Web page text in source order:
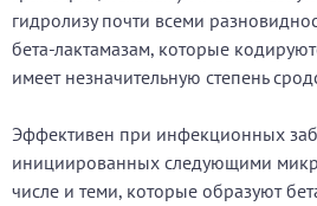
гидролизу почти всеми
бета-лактамазам, которые
имеет незначительную степень
Эффективен при инфекционных
инициированных следующими
числе и теми, которые образуют